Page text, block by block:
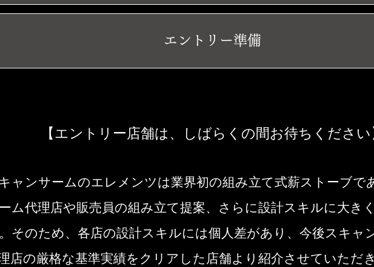
エントリー準備
【エントリー店舗は、しばらくの間お待ちください
キャンサームのエレメンツは業界初の組み立て式薪ストーブで
ム代理店や販売員の組み立て提案、さらに設計スキルに大き
そのため、各店の設計スキルには個人差があり、今後スキャ
店の厳格な基準実績をクリアした店舗より紹介させていただき